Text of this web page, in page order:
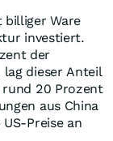
Ware
investiert.
der
lag dieser Anteil
20 Prozent
aus China
Preise an